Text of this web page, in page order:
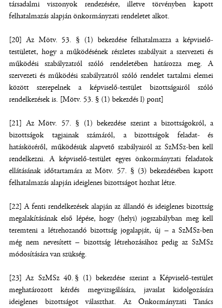
társadalmi viszonyok rendezésére, illetve törvényben kapott
felhatalmazás alapján önkormányzati rendeletet alkot.
[20] Az Mötv. 53. § (1) bekezdése felhatalmazza a képviselő-
testületet, hogy a működésének részletes szabályait a szervezeti és
működési szabályzatról szóló rendeletében határozza meg. A
szervezeti és működési szabályzatról szóló rendelet tartalmi elemei
között szerepelnek a képviselő-testület bizottságairól szóló
rendelkezések is. [Mötv. 53. § (1) bekezdés l) pont]
[21] Az Mötv. 57. § (1) bekezdése szerint a bizottságokról, a
bizottságok tagjainak számáról, a bizottságok feladat- és
hatásköréről, működésük alapvető szabályairól az SzMSz-ben kell
rendelkezni. A képviselő-testület egyes önkormányzati feladatok
ellátásának időtartamára az Mötv. 57. § (3) bekezdésében kapott
felhatalmazás alapján ideiglenes bizottságot hozhat létre.
[22] A fenti rendelkezések alapján az állandó és ideiglenes bizottság
megalakításának első lépése, hogy (helyi) jogszabályban meg kell
teremteni a létrehozandó bizottság jogalapját, új – a SzMSz-ben
még nem nevesített – bizottság létrehozásához pedig az SzMSz
módosítására van szükség.
[23] Az SzMSz 40. § (1) bekezdése szerint a Képviselő-testület
meghatározott kérdés megvizsgálására, javaslat kidolgozására
ideiglenes bizottságot választhat. Az Önkormányzati Tanács